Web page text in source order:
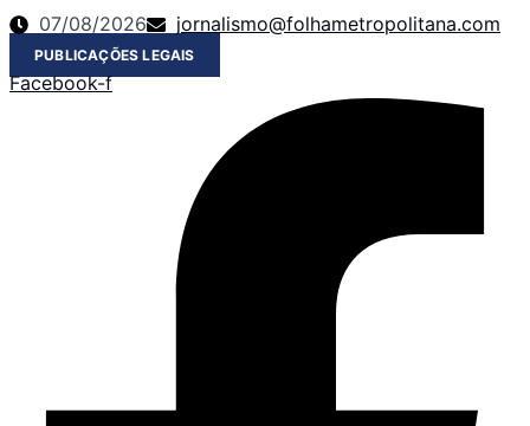
Ir
para
o
07/08/2026 jornalismo@folhametropolitana.com
PUBLICAÇÕES LEGAIS
Facebook-f